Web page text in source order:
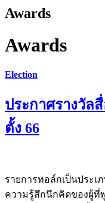
Awards
Awards
Election
ประกาศรางวัลสื่
ตั้ง 66
รายการทอล์กเป็นประเ
ความรู้สึกนึกคิดของผู้ที่